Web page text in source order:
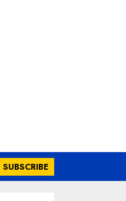
SUBSCRIBE